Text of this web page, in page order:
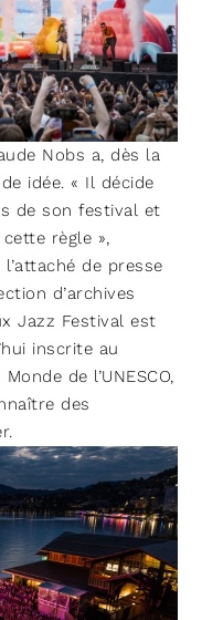
Nobs a, dès la
idée. « Il décide
de son festival et
règle »,
de presse
d’archives
Jazz Festival est
inscrite au
de l’UNESCO,
des